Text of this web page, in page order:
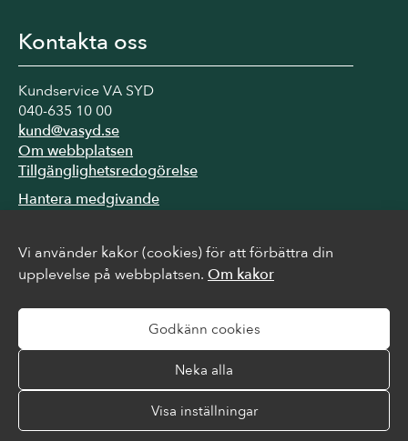
Vi använder kakor (cookies) för att förbättra din
upplevelse på webbplatsen. Om kakor
Godkänn cookies
Neka alla
Visa inställningar
Kontakta oss
Följ oss
Kundservice VA SYD
040-635 10 00
kund@vasyd.se
Om webbplatsen
Tillgänglighetsredogörelse
Hantera medgivande
Facebook
LinkedIn